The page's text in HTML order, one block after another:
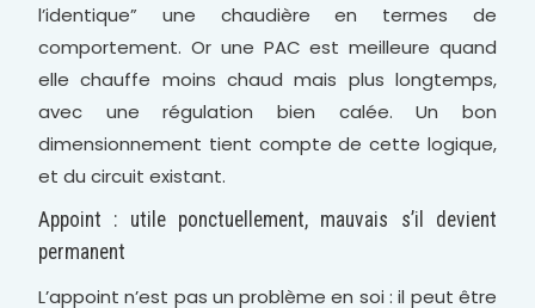
l’identique” une chaudière en termes de
comportement. Or une PAC est meilleure quand
elle chauffe moins chaud mais plus longtemps,
avec une régulation bien calée. Un bon
dimensionnement tient compte de cette logique,
et du circuit existant.
Appoint : utile ponctuellement, mauvais s’il devient
permanent
L’appoint n’est pas un problème en soi : il peut être